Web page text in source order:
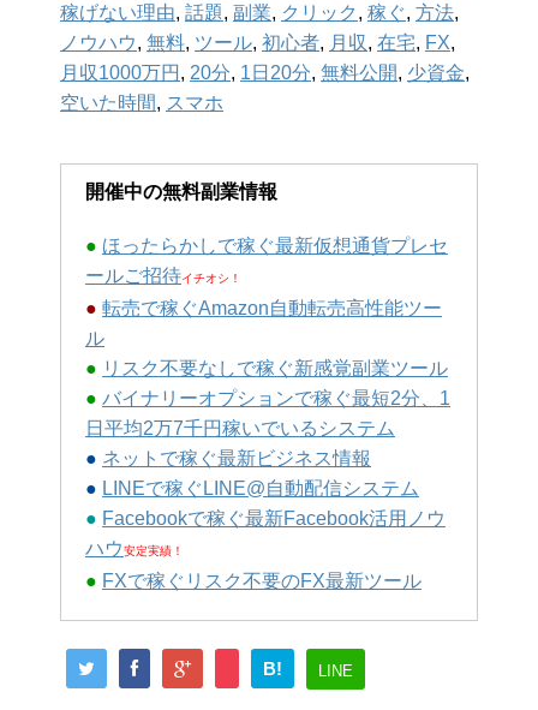
稼げない理由, 話題, 副業, クリック , 稼ぐ, 方法,
ノウハウ, 無料, ツール, 初心者, 月収, 在宅, FX,
月収1000万円 , 20分, 1日20分, 無料公開, 少資金,
空いた時間, スマホ
開催中の無料副業情報
● ほったらかしで稼ぐ最新仮想通貨プレセ
ールご招待イチオシ！
● 転売で稼ぐAmazon自動転売高性能ツー
ル
● リスク不要なしで稼ぐ新感覚副業ツール
● バイナリーオプションで稼ぐ最短2分、1
日平均2万7千円稼いでいるシステム
● ネットで稼ぐ最新ビジネス情報
● LINEで稼ぐLINE@自動配信システム
● Facebookで稼ぐ最新Facebook活用ノウ
ハウ安定実績！
● FXで稼ぐリスク不要のFX最新ツール
B! LINE